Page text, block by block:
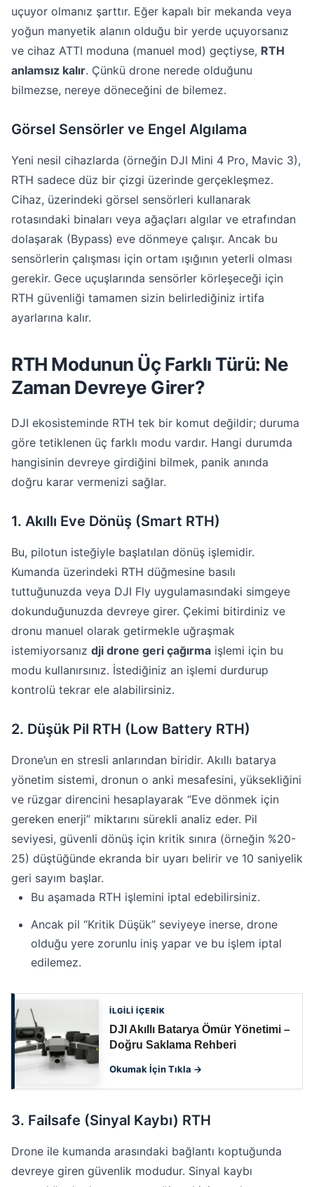
uçuyor olmanız şarttır. Eğer kapalı bir mekanda veya
yoğun manyetik alanın olduğu bir yerde uçuyorsanız
ve cihaz ATTI moduna (manuel mod) geçtiyse, RTH
anlamsız kalır. Çünkü drone nerede olduğunu
bilmezse, nereye döneceğini de bilemez.
Görsel Sensörler ve Engel Algılama
Yeni nesil cihazlarda (örneğin DJI Mini 4 Pro, Mavic 3),
RTH sadece düz bir çizgi üzerinde gerçekleşmez.
Cihaz, üzerindeki görsel sensörleri kullanarak
rotasındaki binaları veya ağaçları algılar ve etrafından
dolaşarak (Bypass) eve dönmeye çalışır. Ancak bu
sensörlerin çalışması için ortam ışığının yeterli olması
gerekir. Gece uçuşlarında sensörler körleşeceği için
RTH güvenliği tamamen sizin belirlediğiniz irtifa
ayarlarına kalır.
RTH Modunun Üç Farklı Türü: Ne
Zaman Devreye Girer?
DJI ekosisteminde RTH tek bir komut değildir; duruma
göre tetiklenen üç farklı modu vardır. Hangi durumda
hangisinin devreye girdiğini bilmek, panik anında
doğru karar vermenizi sağlar.
1. Akıllı Eve Dönüş (Smart RTH)
Bu, pilotun isteğiyle başlatılan dönüş işlemidir.
Kumanda üzerindeki RTH düğmesine basılı
tuttuğunuzda veya DJI Fly uygulamasındaki simgeye
dokunduğunuzda devreye girer. Çekimi bitirdiniz ve
dronu manuel olarak getirmekle uğraşmak
istemiyorsanız dji drone geri çağırma işlemi için bu
modu kullanırsınız. İstediğiniz an işlemi durdurup
kontrolü tekrar ele alabilirsiniz.
2. Düşük Pil RTH (Low Battery RTH)
Drone’un en stresli anlarından biridir. Akıllı batarya
yönetim sistemi, dronun o anki mesafesini, yüksekliğini
ve rüzgar direncini hesaplayarak “Eve dönmek için
gereken enerji” miktarını sürekli analiz eder. Pil
seviyesi, güvenli dönüş için kritik sınıra (örneğin %20-
25) düştüğünde ekranda bir uyarı belirir ve 10 saniyelik
geri sayım başlar.
Bu aşamada RTH işlemini iptal edebilirsiniz.
Ancak pil “Kritik Düşük” seviyeye inerse, drone
olduğu yere zorunlu iniş yapar ve bu işlem iptal
edilemez.
İLGİLİ İÇERİK
DJI Akıllı Batarya Ömür Yönetimi –
Doğru Saklama Rehberi
Okumak İçin Tıkla →
3. Failsafe (Sinyal Kaybı) RTH
Drone ile kumanda arasındaki bağlantı koptuğunda
devreye giren güvenlik modudur. Sinyal kaybı